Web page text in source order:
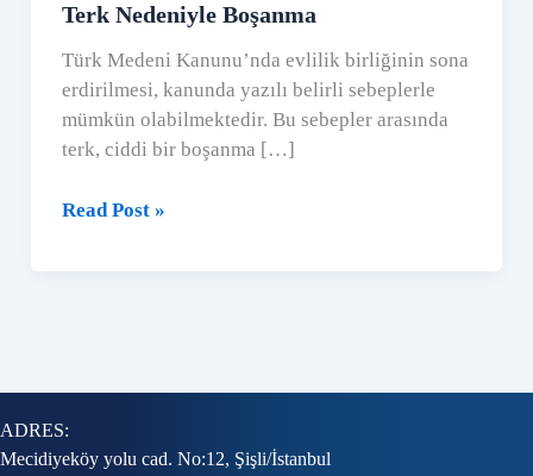
Terk Nedeniyle Boşanma
Türk Medeni Kanunu’nda evlilik birliğinin sona
erdirilmesi, kanunda yazılı belirli sebeplerle
mümkün olabilmektedir. Bu sebepler arasında
terk, ciddi bir boşanma […]
Terk
Read Post »
ADRES:
Mecidiyeköy yolu cad. No:12, Şişli/İstanbul